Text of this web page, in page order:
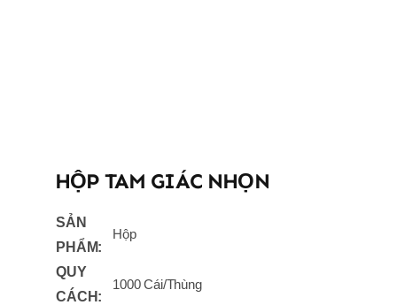
HỘP TAM GIÁC NHỌN
SẢN
PHẨM:
QUY
CÁCH:
Hộp
1000 Cái/Thùng